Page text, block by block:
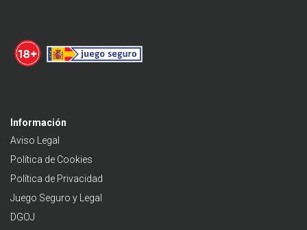
Información
Aviso Legal
Política de Cookies
Política de Privacidad
Juego Seguro y Legal
DGOJ